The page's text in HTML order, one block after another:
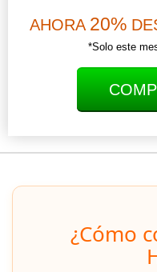
AHORA 20%
*Solo este
¿Cómo